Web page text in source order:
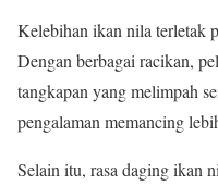
Kelebihan ikan nila terletak
Dengan berbagai racikan,
tangkapan yang melimpah
pengalaman memancing
Selain itu, rasa daging ikan